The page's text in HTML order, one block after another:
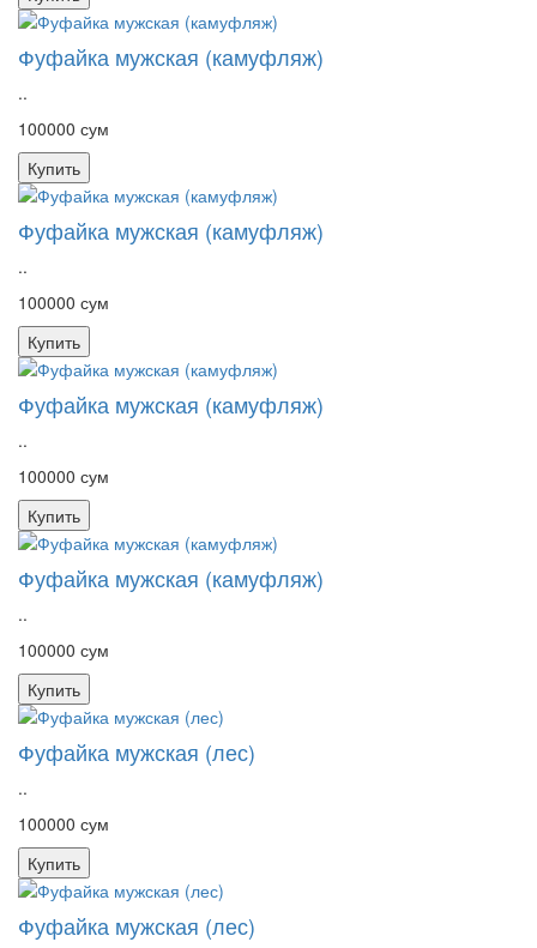
Фуфайка мужская (камуфляж)
..
100000 сум
Купить
Фуфайка мужская (камуфляж)
..
100000 сум
Купить
Фуфайка мужская (камуфляж)
..
100000 сум
Купить
Фуфайка мужская (камуфляж)
..
100000 сум
Купить
Фуфайка мужская (лес)
..
100000 сум
Купить
Фуфайка мужская (лес)